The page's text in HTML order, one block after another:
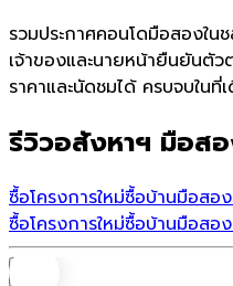
รวมประกาศคอนโดมือสองใ
เจ้าของและนายหน้ายืนยันตั
ราคาและนัดชมได้ ครบจบในที่
รีวิวอสังหาฯ มือส
ซื้อโครงการใหม่ซื้อบ้านมือสอง
ซื้อโครงการใหม่ซื้อบ้านมือสอง